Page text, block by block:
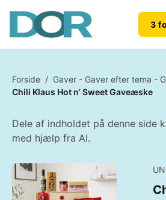
3
Forside / Gaver - Gaver efter tema -
Chili Klaus Hot n’ Sweet Gaveæske
Dele af indholdet på denne side
med hjælp fra AI.